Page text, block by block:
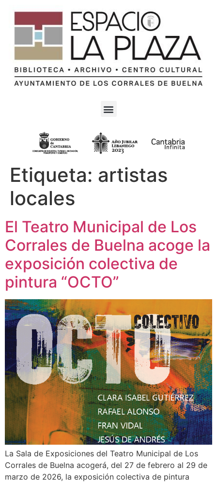
Etiqueta: artistas
locales
El Teatro Municipal de Los
Corrales de Buelna acoge la
exposición colectiva de
pintura “OCTO”
La Sala de Exposiciones del Teatro Municipal de Los
Corrales de Buelna acogerá, del 27 de febrero al 29 de
marzo de 2026, la exposición colectiva de pintura